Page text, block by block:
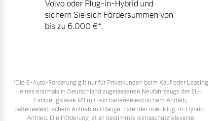
Volvo oder Plug-in-Hybrid und
sichern Sie sich Fördersummen von
bis zu 6.000 €⁠*.
*Die E‑Auto-Förderung gilt nur für Privatkunden beim Kauf oder Leasing
eines erstmals in Deutschland zugelassenen Neufahrzeugs der EU-
Fahrzeugklasse M1 mit rein batterieelektrischem Antrieb,
batterieelektrischem Antrieb mit Range-Extender oder Plug-in-Hybrid-
Antrieb. Die Förderung ist an bestimmte klimaschutzrelevante